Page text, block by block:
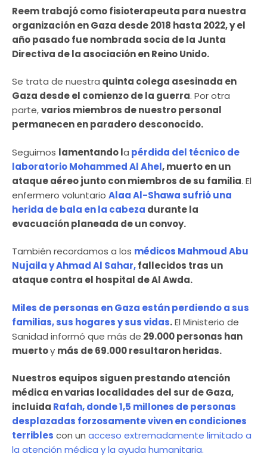
Reem trabajó como fisioterapeuta para nuestra
organización en Gaza desde 2018 hasta 2022, y el
año pasado fue nombrada socia de la Junta
Directiva de la asociación en Reino Unido.
Se trata de nuestra quinta colega asesinada en
Gaza desde el comienzo de la guerra. Por otra
parte,varios miembros de nuestro personal
permanecen en paradero desconocido.
Seguimos lamentando la pérdida del técnico de
laboratorio Mohammed Al Ahel, muerto en un
ataque aéreo junto con miembros de su familia. El
enfermero voluntario Alaa Al-Shawa sufrió una
herida de bala en la cabeza durante la
evacuación planeada de un convoy.
También recordamos a los médicos Mahmoud Abu
Nujaila y Ahmad Al Sahar,fallecidos tras un
ataque contra el hospital de Al Awda.
Miles de personas en Gaza están perdiendo a sus
familias, sus hogares y sus vidas.El Ministerio de
Sanidad informó que más de 29.000 personas han
muertoy más de 69.000 resultaron heridas.
Nuestros equipos siguen prestando atención
médica en varias localidades del sur de Gaza,
incluida Rafah, donde 1,5 millones de personas
desplazadas forzosamenteviven en condiciones
terribles con un acceso extremadamente limitado a
la atención médica y la ayuda humanitaria.